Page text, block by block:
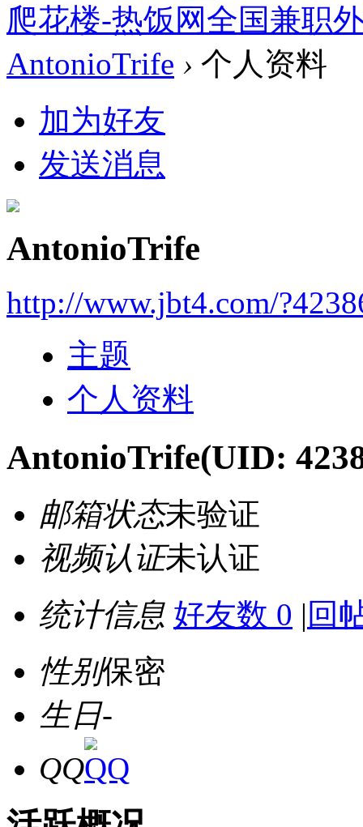
爬花楼-热饭网全国兼职
AntonioTrife › 个人资料
加为好友
发送消息
AntonioTrife
http://www.jbt4.com/
主题
个人资料
AntonioTrife(UID:
邮箱状态未验证
视频认证未认证
统计信息 好友数 0 | 回
性别保密
生日-
QQ